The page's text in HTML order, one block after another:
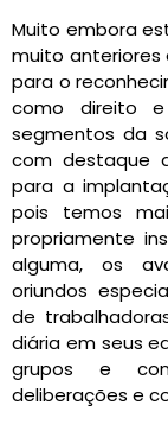
Muito embora
muito anteriores
para o
como direito
segmentos da
com destaque
para a
pois temos
propriamente
alguma, os
oriundos
de
diária em seus
grupos e
deliberações e